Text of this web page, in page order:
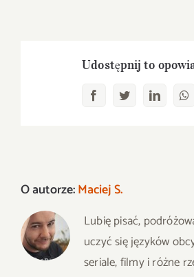
Udostępnij to
FacebookTwitterLinkedIn
O autorze:Maciej S.
Lubię pisać,
uczyć się języków
seriale, filmy i różne